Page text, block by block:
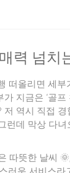
력 넘치
떠올리면 세부
지금은 ‘골프
저 역시 직접 경
런데 막상 다녀
따뜻한 날씨